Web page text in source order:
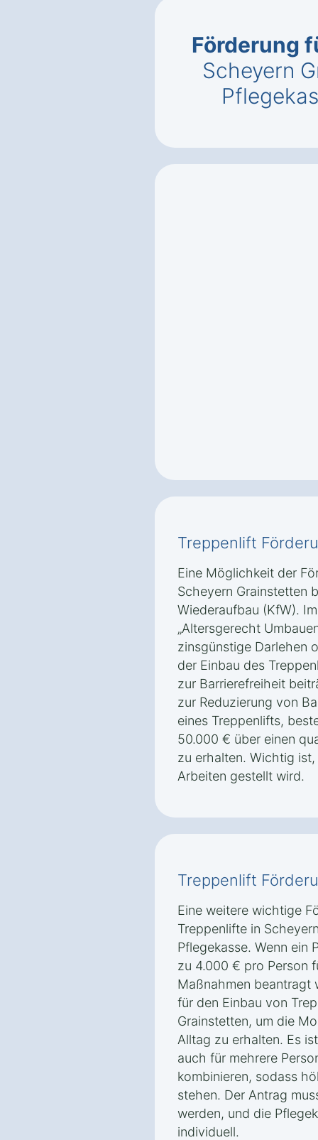
Förderung
Scheyern
Treppenlift
Eine Möglichkeit der
Scheyern Grainstetten
Wiederaufbau (KfW).
„Altersgerecht
zinsgünstige Darlehen
der Einbau des
zur Barrierefreiheit
zur Reduzierung von
eines Treppenlifts,
50.000 € über einen
zu erhalten. Wichtig
Arbeiten gestellt wird.
Treppenlift
Eine weitere wichtige
Treppenlifte in
Pflegekasse. Wenn ein
zu 4.000 € pro Person
Maßnahmen beantragt
für den Einbau von
Grainstetten, um die
Alltag zu erhalten. Es
auch für mehrere
kombinieren, sodass
stehen. Der Antrag
werden, und die
individuell.